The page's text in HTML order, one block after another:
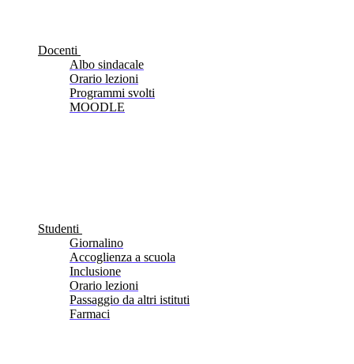
Docenti
Albo sindacale
Orario lezioni
Programmi svolti
MOODLE
Studenti
Giornalino
Accoglienza a scuola
Inclusione
Orario lezioni
Passaggio da altri istituti
Farmaci